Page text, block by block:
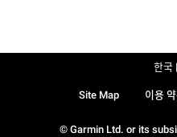
© Garmin Ltd. or its
Site Map 이용
한국